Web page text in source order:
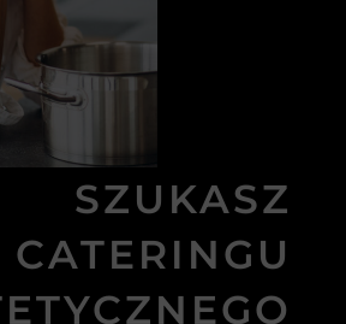
SZUKASZ
CATERINGU